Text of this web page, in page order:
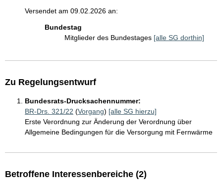
Versendet am 09.02.2026 an:
Bundestag
Mitglieder des Bundestages [alle SG dorthin]
Zu Regelungsentwurf
Bundesrats-Drucksachennummer:
BR-Drs. 321/22 (Vorgang) [alle SG hierzu]
Erste Verordnung zur Änderung der Verordnung über
Allgemeine Bedingungen für die Versorgung mit Fernwärme
Betroffene Interessenbereiche (2)